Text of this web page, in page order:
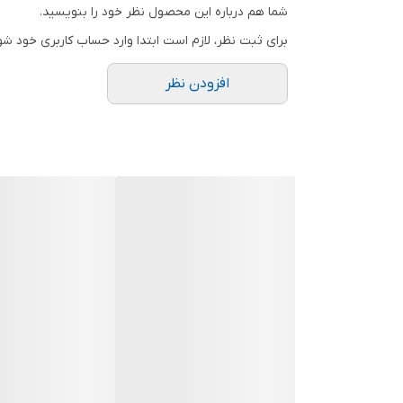
شما هم درباره این محصول نظر خود را بنویسید.
برای ثبت نظر، لازم است ابتدا وارد حساب کاربری خود
افزودن نظر